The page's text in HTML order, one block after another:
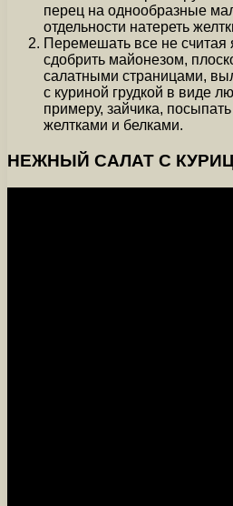
перец на однообразные
отдельности натереть
Перемешать все не считая
сдобрить майонезом,
салатными страницами,
с куриной грудкой в виде
примеру, зайчика,
желтками и белками.
НЕЖНЫЙ САЛАТ С